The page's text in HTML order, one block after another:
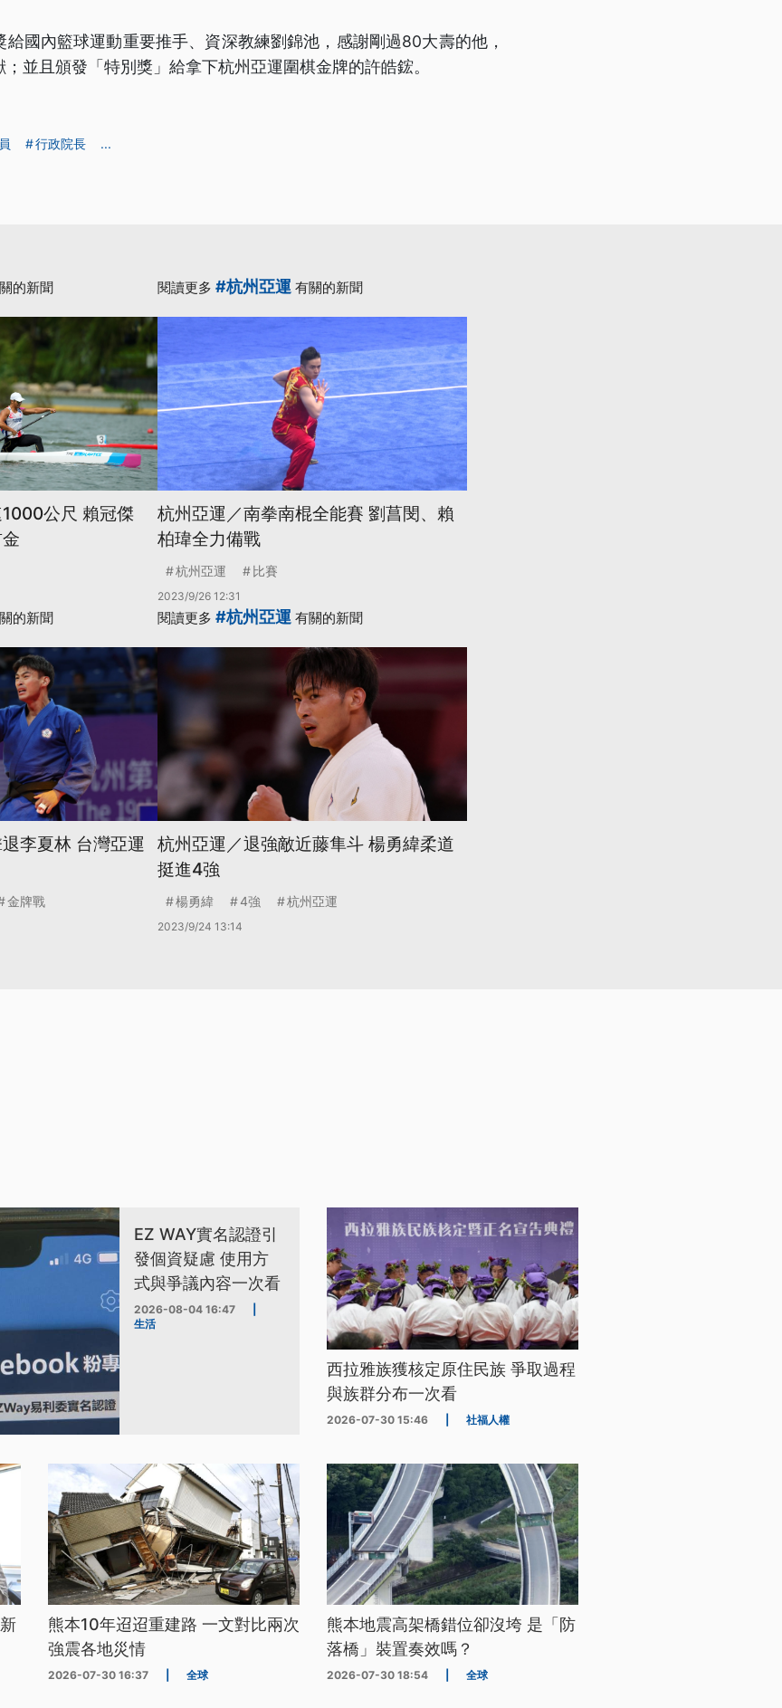
給國內籃球運動重要推手、資深教練劉錦池，感謝剛過80大壽的他，
並且頒發「特別獎」給拿下杭州亞運圍棋金牌的許皓鋐。
行政院長 ...
的新聞
公尺 賴冠傑
閱讀更多 #杭州亞運 有關的新聞
杭州亞運／南拳南棍全能賽 劉菖閔、賴
柏瑋全力備戰
杭州亞運 比賽
2023/9/26 12:31
的新聞
李夏林 台灣亞運
金牌戰
閱讀更多 #杭州亞運 有關的新聞
杭州亞運／退強敵近藤隼斗 楊勇緯柔道
挺進4強
楊勇緯 4強 杭州亞運
2023/9/24 13:14
EZ WAY實名認證引
發個資疑慮 使用方
式與爭議內容一次看
2026-08-04 16:47
生活
西拉雅族獲核定原住民族 爭取過程
與族群分布一次看
2026-07-30 15:46 社福人權
熊本10年迢迢重建路 一文對比兩次
強震各地災情
2026-07-30 16:37 全球
熊本地震高架橋錯位卻沒垮 是「防
落橋」裝置奏效嗎？
2026-07-30 18:54 全球